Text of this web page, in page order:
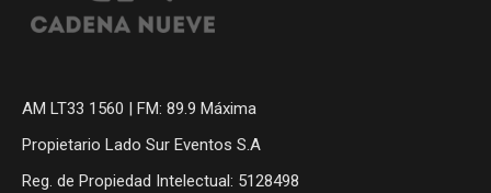
AM LT33 1560 | FM: 89.9 Máxima
Propietario Lado Sur Eventos S.A
Reg. de Propiedad Intelectual: 5128498